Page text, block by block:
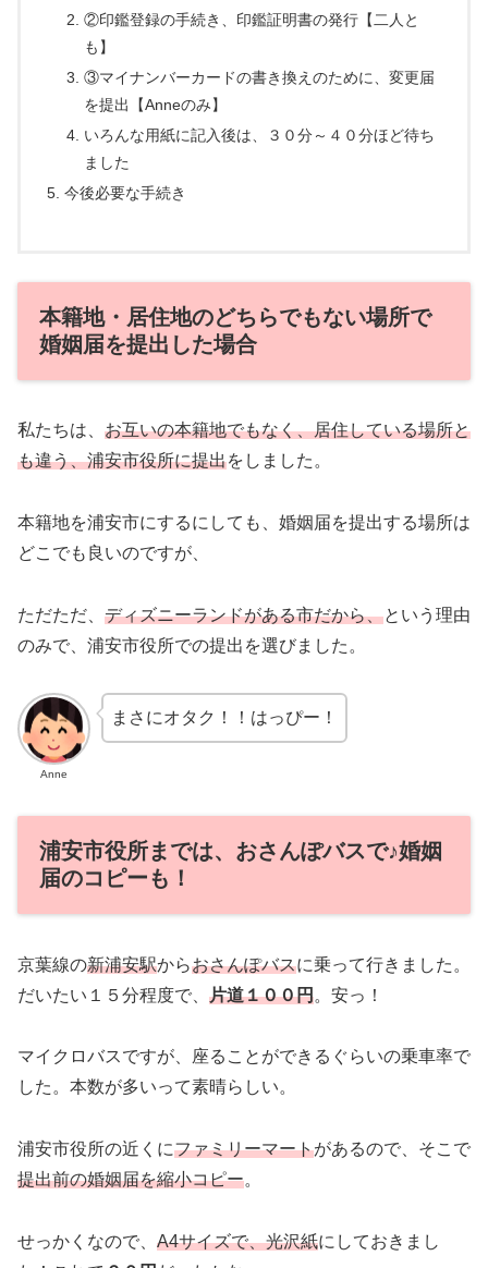
②印鑑登録の手続き、印鑑証明書の発行【二人と
も】
③マイナンバーカードの書き換えのために、変更届
を提出【Anneのみ】
いろんな用紙に記入後は、３０分～４０分ほど待ち
ました
今後必要な手続き
本籍地・居住地のどちらでもない場所で
婚姻届を提出した場合
私たちは、 お互いの本籍地でもなく、居住している場所と
も違う、浦安市役所に提出をしました。
本籍地を浦安市にするにしても、婚姻届を提出する場所は
どこでも良いのですが、
ただただ、 ディズニーランドがある市だから、という理由
のみで、浦安市役所での提出を選びました。
Anne
まさにオタク！！はっぴー！
浦安市役所までは、おさんぽバスで♪婚姻
届のコピーも！
京葉線の新浦安駅からおさんぽバスに乗って行きました。
だいたい１５分程度で、 片道１００円。安っ！
マイクロバスですが、座ることができるぐらいの乗車率で
した。本数が多いって素晴らしい。
浦安市役所の近くにファミリーマートがあるので、そこで
提出前の婚姻届を縮小コピー。
せっかくなので、 A4サイズで、光沢紙にしておきまし